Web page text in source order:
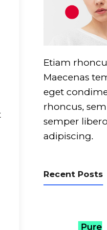
Etiam
Maecenas
eget
rhoncus,
semper
adipiscing.
Recent Posts
Pure